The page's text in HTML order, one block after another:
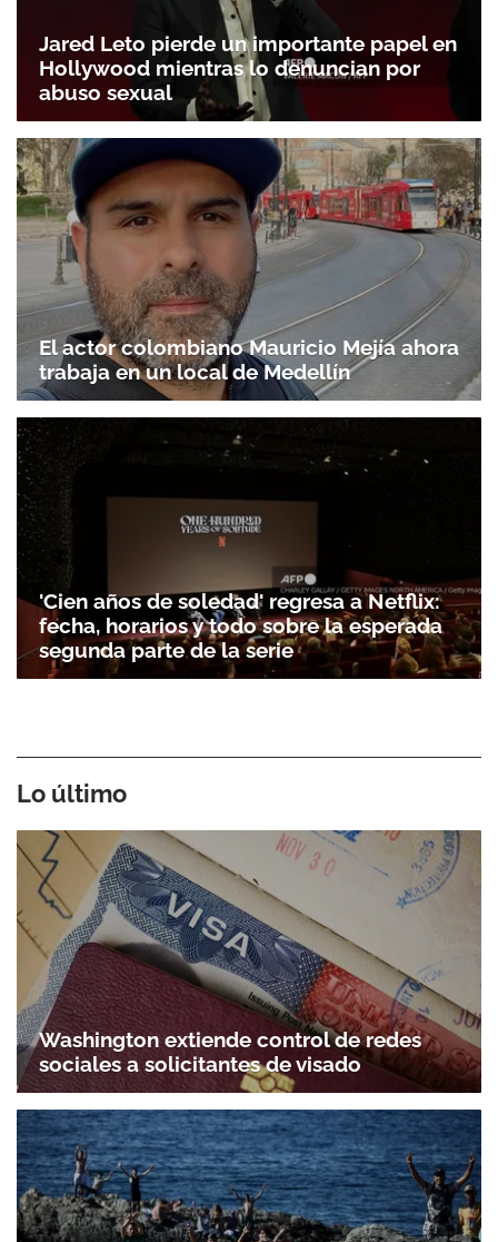
Jared Leto pierde un importante papel en
Hollywood mientras lo denuncian por
abuso sexual
El actor colombiano Mauricio Mejía ahora
trabaja en un local de Medellín
'Cien años de soledad' regresa a Netflix:
fecha, horarios y todo sobre la esperada
segunda parte de la serie
Lo último
Washington extiende control de redes
sociales a solicitantes de visado